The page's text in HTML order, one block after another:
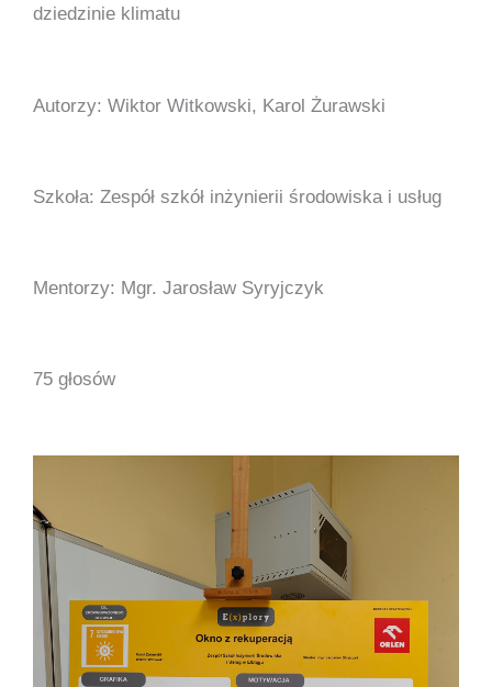
dziedzinie klimatu
Autorzy: Wiktor Witkowski, Karol Żurawski
Szkoła: Zespół szkół inżynierii środowiska i usług
Mentorzy: Mgr. Jarosław Syryjczyk
75 głosów